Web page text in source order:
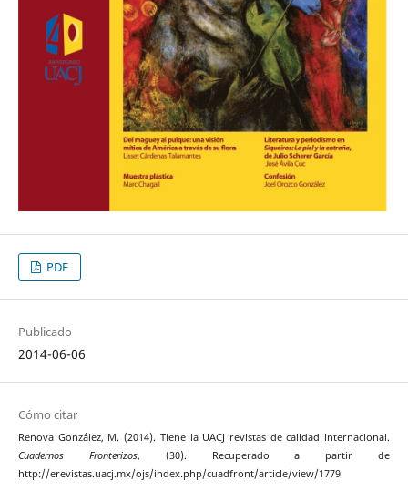
PDF
Publicado
2014-06-06
Cómo citar
Renova González, M. (2014). Tiene la UACJ revistas de calidad internacional.
Cuadernos Fronterizos, (30). Recuperado a partir de
http://erevistas.uacj.mx/ojs/index.php/cuadfront/article/view/1779